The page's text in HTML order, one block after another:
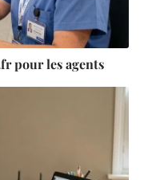
pour les agents